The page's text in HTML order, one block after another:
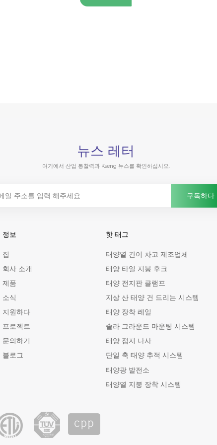
뉴스 레터
여기에서 산업 통찰력과 Kseng 뉴스를 확인하십시오.
정보
집
회사 소개
제품
소식
지원하다
프로젝트
문의하기
블로그
핫 태그
태양열 간이 차고 제조업체
태양 타일 지붕 후크
태양 전지판 클램프
지상 산 태양 건 드리는 시스템
태양 장착 레일
솔라 그라운드 마운팅 시스템
태양 접지 나사
단일 축 태양 추적 시스템
태양광 발전소
태양열 지붕 장착 시스템